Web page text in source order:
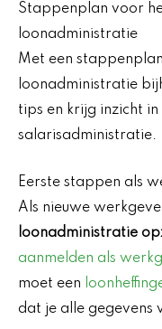
Stappenplan voor
loonadministratie
Met een
loonadministratie
tips en krijg inzicht
salarisadministratie.
Eerste stappen als
Als nieuwe
loonadministratie
aanmelden als
moet een
dat je alle gegevens